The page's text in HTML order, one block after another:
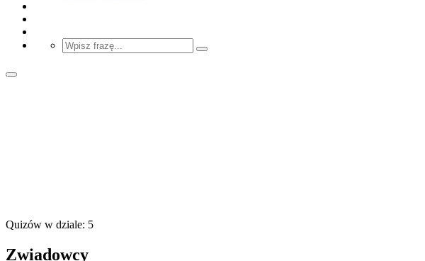
Quizów w dziale: 5
Zwiadowcy